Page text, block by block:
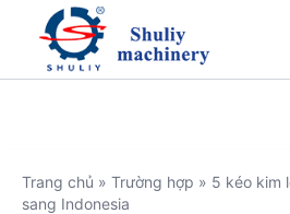
Trang chủ » Trường hợp » 5 kéo kim
sang Indonesia